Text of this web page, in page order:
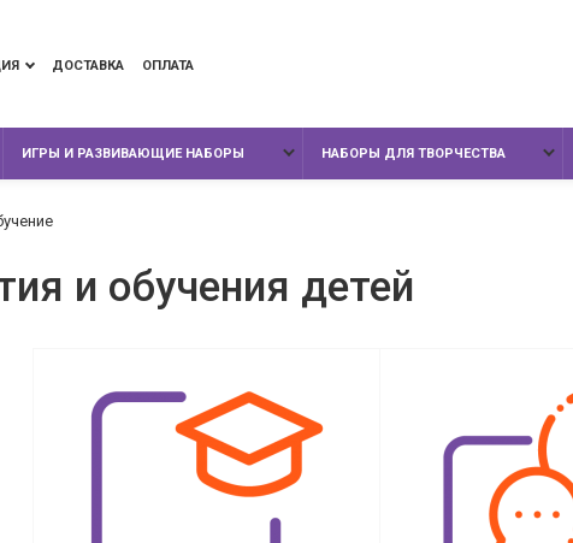
ДОСТАВКА ОПЛАТА
ИГРЫ И РАЗВИВАЮЩИЕ НАБОРЫ НАБОРЫ ДЛЯ ТВОРЧЕСТВА
и обучения детей